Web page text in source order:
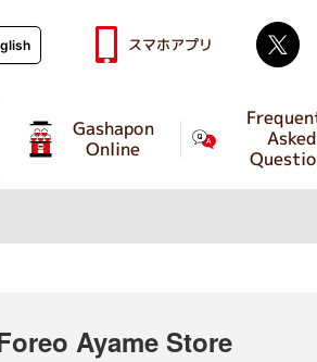
Gashapon
Online Asked
スマホアプリ
Ayame Store